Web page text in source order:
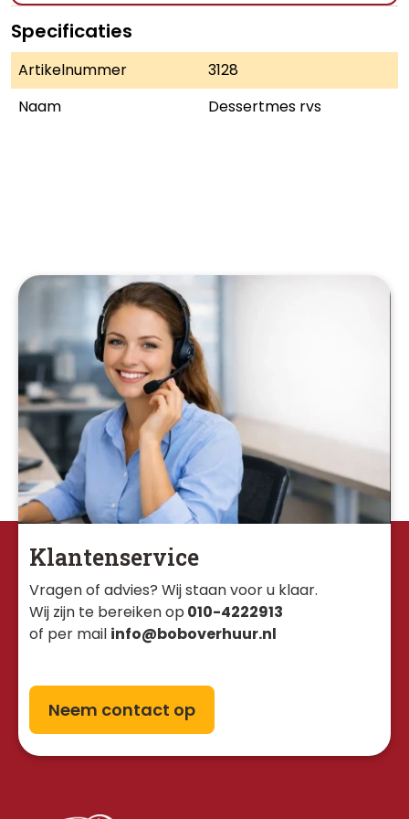
Specificaties
Artikelnummer
3128
Naam
Dessertmes rvs
Klantenservice
Vragen of advies? Wij staan voor u klaar.
Wij zijn te bereiken op 010-4222913
of per mail info@boboverhuur.nl
Neem contact op